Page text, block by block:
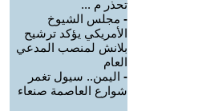
تحذر م ...
- مجلس الشيوخ
الأمريكي يؤكد ترشيح
بلانش لمنصب المدعي
العام
- اليمن.. سيول تغمر
شوارع العاصمة صنعاء